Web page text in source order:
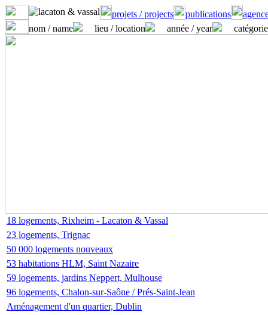
projets / projects publications
nom / name
lieu / location année / year
18 logements, Rixheim - Lacaton & Vassal
23 logements, Trignac
50 000 logements nouveaux
53 habitations HLM, Saint Nazaire
59 logements, jardins Neppert, Mulhouse
96 logements, Chalon-sur-Saône / Prés-Saint-Jean
Aménagement d'un quartier, Dublin